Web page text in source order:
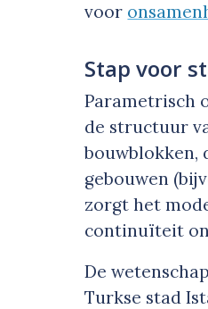
voor
Stap voor
Parametrisch
de structuur
bouwblokken,
gebouwen
zorgt het
continuïteit
De
Turkse stad